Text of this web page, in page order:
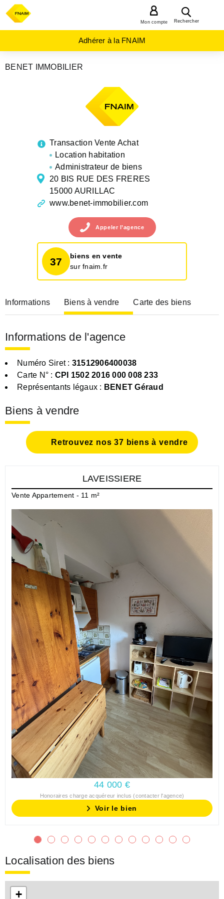
Rechercher
Mon compte
Adhérer à la FNAIM
BENET IMMOBILIER
Transaction Vente Achat
Location habitation
Administrateur de biens
20 BIS RUE DES FRERES
15000 AURILLAC
www.benet-immobilier.com
Appeler l’agence
37
biens en vente
sur fnaim.fr
Informations Biens à vendre Carte des biens
Informations de l'agence
Numéro Siret : 31512906400038
Carte N° : CPI 1502 2016 000 008 233
Représentants légaux : BENET Géraud
Biens à vendre
Retrouvez nos 37 biens à vendre
LAVEISSIERE
Vente Appartement - 11 m²
44 000 €
Honoraires charge acquéreur inclus (contacter l'agence)
Voir le bien
Localisation des biens
+